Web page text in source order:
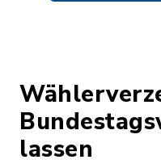
lassen